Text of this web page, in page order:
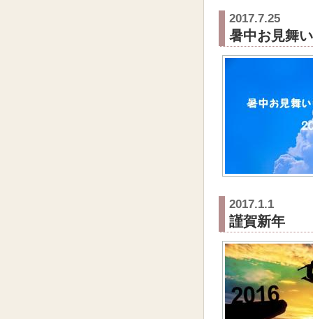
2017.7.25
暑中お見舞
2017.1.1
謹賀新年